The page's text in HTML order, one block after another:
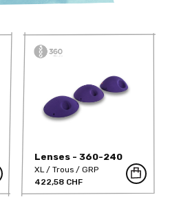
Lenses - 360-240
XL Trous
GRP
422,58 CHF